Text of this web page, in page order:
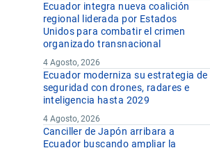
Ecuador integra nueva coalición
regional liderada por Estados
Unidos para combatir el crimen
organizado transnacional
4 Agosto, 2026
Ecuador moderniza su estrategia de
seguridad con drones, radares e
inteligencia hasta 2029
4 Agosto, 2026
Canciller de Japón arribara a
Ecuador buscando ampliar la